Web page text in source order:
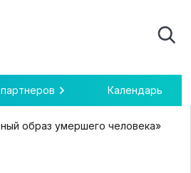
Календарь
образ умершего человека»